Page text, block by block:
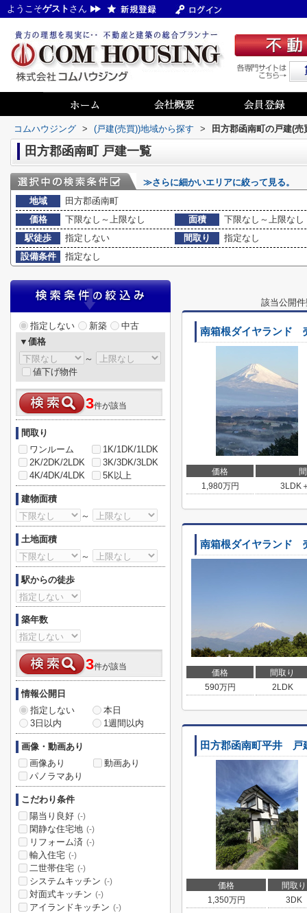
ようこそゲスト さん
コムハウジング > (戸建(売買))地域から探す > 田方郡函南町の戸建(売
田方郡函南町 戸建一覧
≫さらに細かいエリアに絞って見る。
地域
田方郡函南町
価格
下限なし～上限なし 面積
下限なし～上限なし
駅徒歩
指定しない 間取り
指定なし
設備条件
指定なし
該当公開
南箱根ダイヤランド
価格
1,980万円 3LDK
南箱根ダイヤランド
価格
間取り
590万円 2LDK
田方郡函南町平井 戸
価格
間取り
1,350万円 3DK
指定しない 新築
中古
▼価格
～
値下げ物件
3件が該当
間取り
ワンルーム
1K/1DK/1LDK
2K/2DK/2LDK
3K/3DK/3LDK
4K/4DK/4LDK
5K以上
建物面積
～
土地面積
～
駅からの徒歩
築年数
3件が該当
情報公開日
指定しない
本日
3日以内
1週間以内
画像・動画あり
画像あり
動画あり
パノラマあり
こだわり条件
陽当り良好 (-)
閑静な住宅地 (-)
リフォーム済 (-)
輸入住宅 (-)
二世帯住宅 (-)
システムキッチン (-)
対面式キッチン (-)
アイランドキッチン (-)